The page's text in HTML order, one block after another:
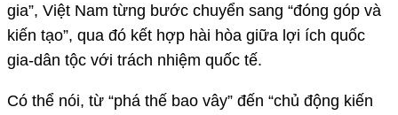
gia”, Việt Nam từng bước chuyển sang “đóng góp và
kiến tạo”, qua đó kết hợp hài hòa giữa lợi ích quốc
gia-dân tộc với trách nhiệm quốc tế.
Có thể nói, từ “phá thế bao vây” đến “chủ động kiến